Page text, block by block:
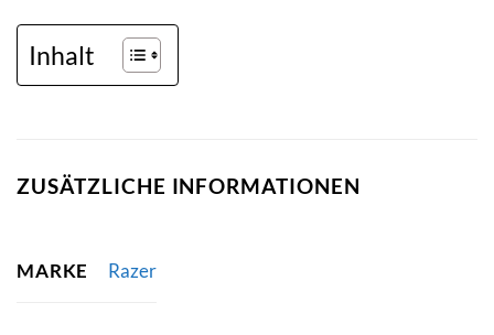
Inhalt
ZUSÄTZLICHE INFORMATIONEN
MARKE Razer